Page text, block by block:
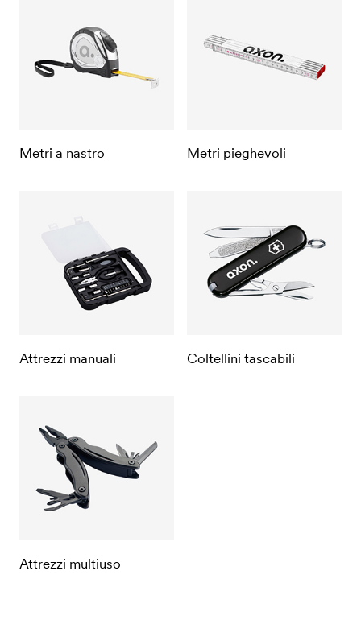
Metri a nastro Metri pieghevoli
Attrezzi manuali Coltellini tascabili
Attrezzi multiuso